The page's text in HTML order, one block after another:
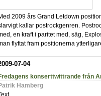
2009 års Grand Letdown
kallar postrockgenren.
en kraft i paritet med, säg,
flyttat fram positionerna
07-04
konserttwittrande från
Hamberg